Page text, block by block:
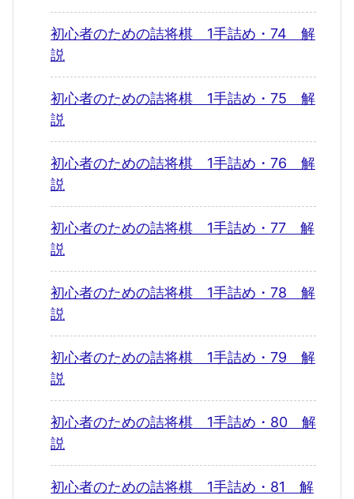
初心者のための詰将棋 1手詰め・74 解
説
初心者のための詰将棋 1手詰め・75 解
説
初心者のための詰将棋 1手詰め・76 解
説
初心者のための詰将棋 1手詰め・77 解
説
初心者のための詰将棋 1手詰め・78 解
説
初心者のための詰将棋 1手詰め・79 解
説
初心者のための詰将棋 1手詰め・80 解
説
初心者のための詰将棋 1手詰め・81 解